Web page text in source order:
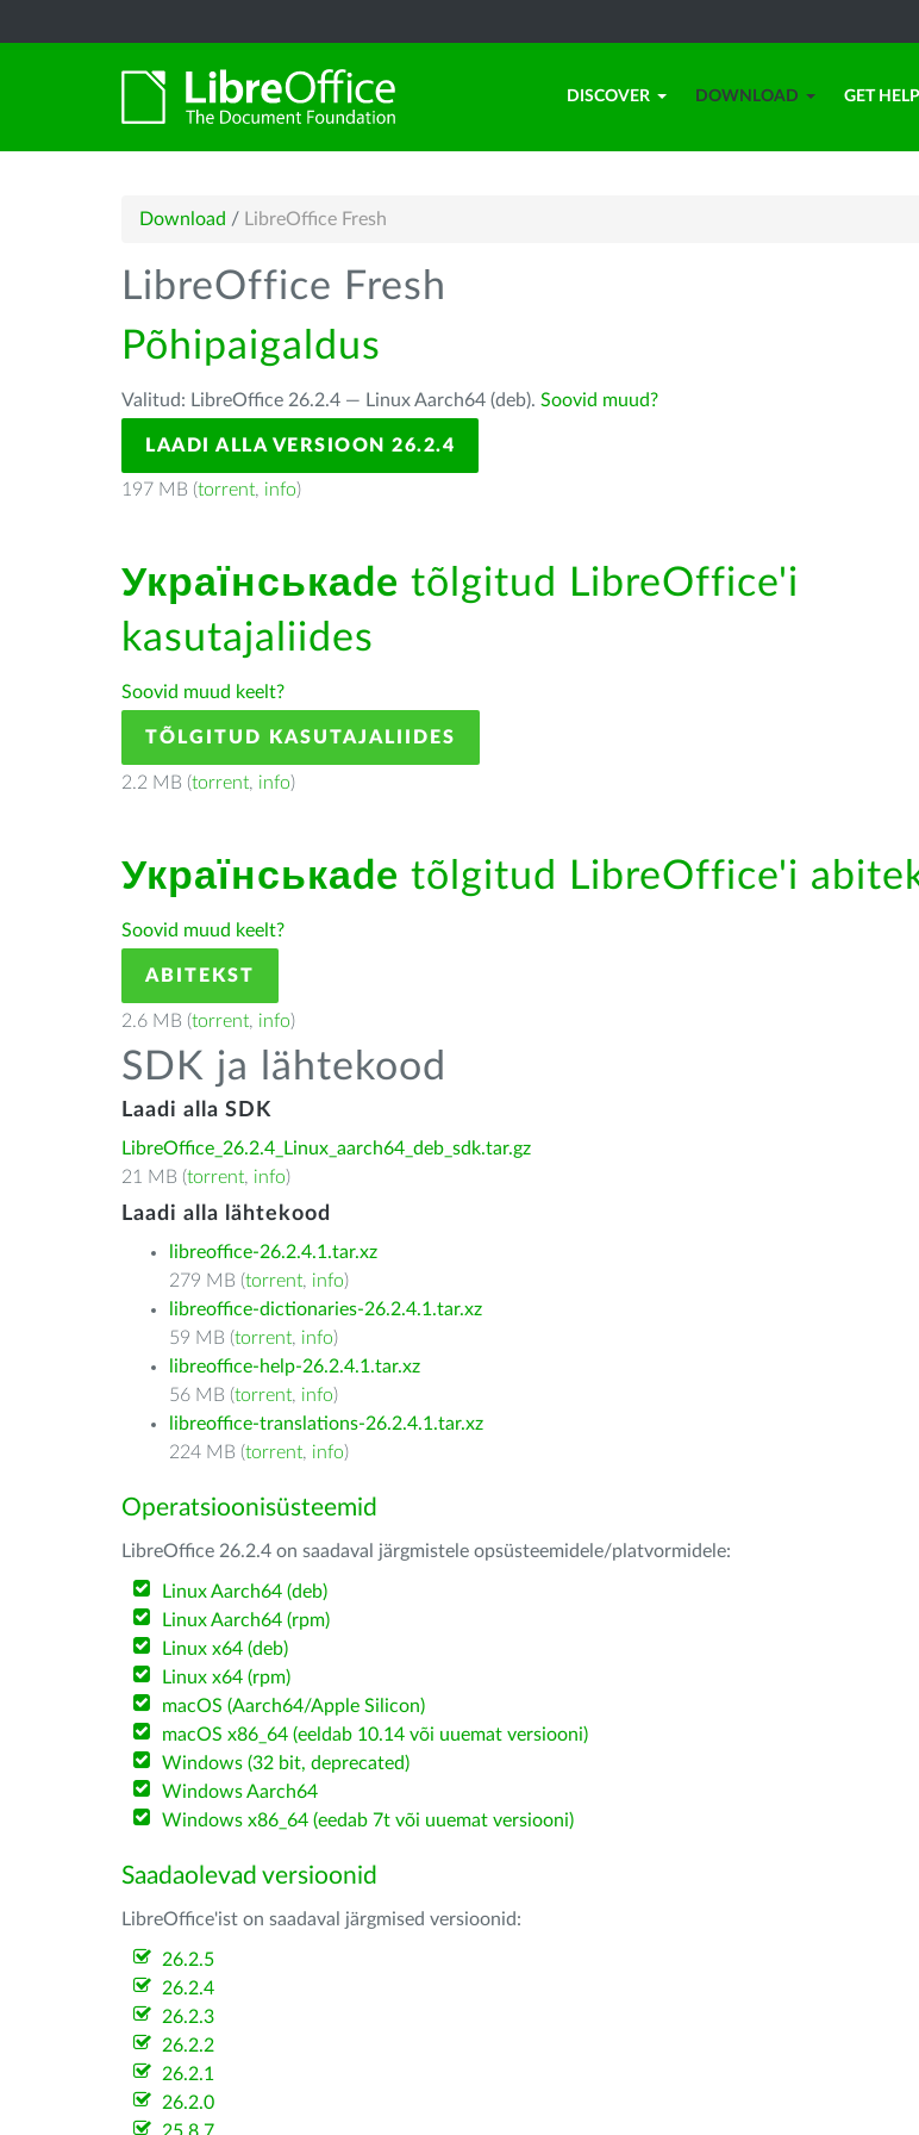
DISCOVER DOWNLOAD GET HELP
Download / LibreOffice Fresh
LibreOffice Fresh
Põhipaigaldus
Valitud: LibreOffice 26.2.4 — Linux Aarch64 (deb). Soovid muud?
LAADI ALLA VERSIOON 26.2.4
197 MB (torrent, info)
Українськаde tõlgitud LibreOffice'i
kasutajaliides
Soovid muud keelt?
TÕLGITUD KASUTAJALIIDES
2.2 MB (torrent, info)
Українськаde tõlgitud LibreOffice'i
Soovid muud keelt?
ABITEKST
2.6 MB (torrent, info)
SDK ja lähtekood
Laadi alla SDK
LibreOffice_26.2.4_Linux_aarch64_deb_sdk.tar.gz
21 MB (torrent, info)
Laadi alla lähtekood
libreoffice-26.2.4.1.tar.xz
279 MB (torrent, info)
libreoffice-dictionaries-26.2.4.1.tar.xz
59 MB (torrent, info)
libreoffice-help-26.2.4.1.tar.xz
56 MB (torrent, info)
libreoffice-translations-26.2.4.1.tar.xz
224 MB (torrent, info)
Operatsioonisüsteemid
LibreOffice 26.2.4 on saadaval järgmistele opsüsteemidele/platvormidele:
Linux Aarch64 (deb)
Linux Aarch64 (rpm)
Linux x64 (deb)
Linux x64 (rpm)
macOS (Aarch64/Apple Silicon)
macOS x86_64 (eeldab 10.14 või uuemat versiooni)
Windows (32 bit, deprecated)
Windows Aarch64
Windows x86_64 (eedab 7t või uuemat versiooni)
Saadaolevad versioonid
LibreOffice'ist on saadaval järgmised versioonid:
26.2.5
26.2.4
26.2.3
26.2.2
26.2.1
26.2.0